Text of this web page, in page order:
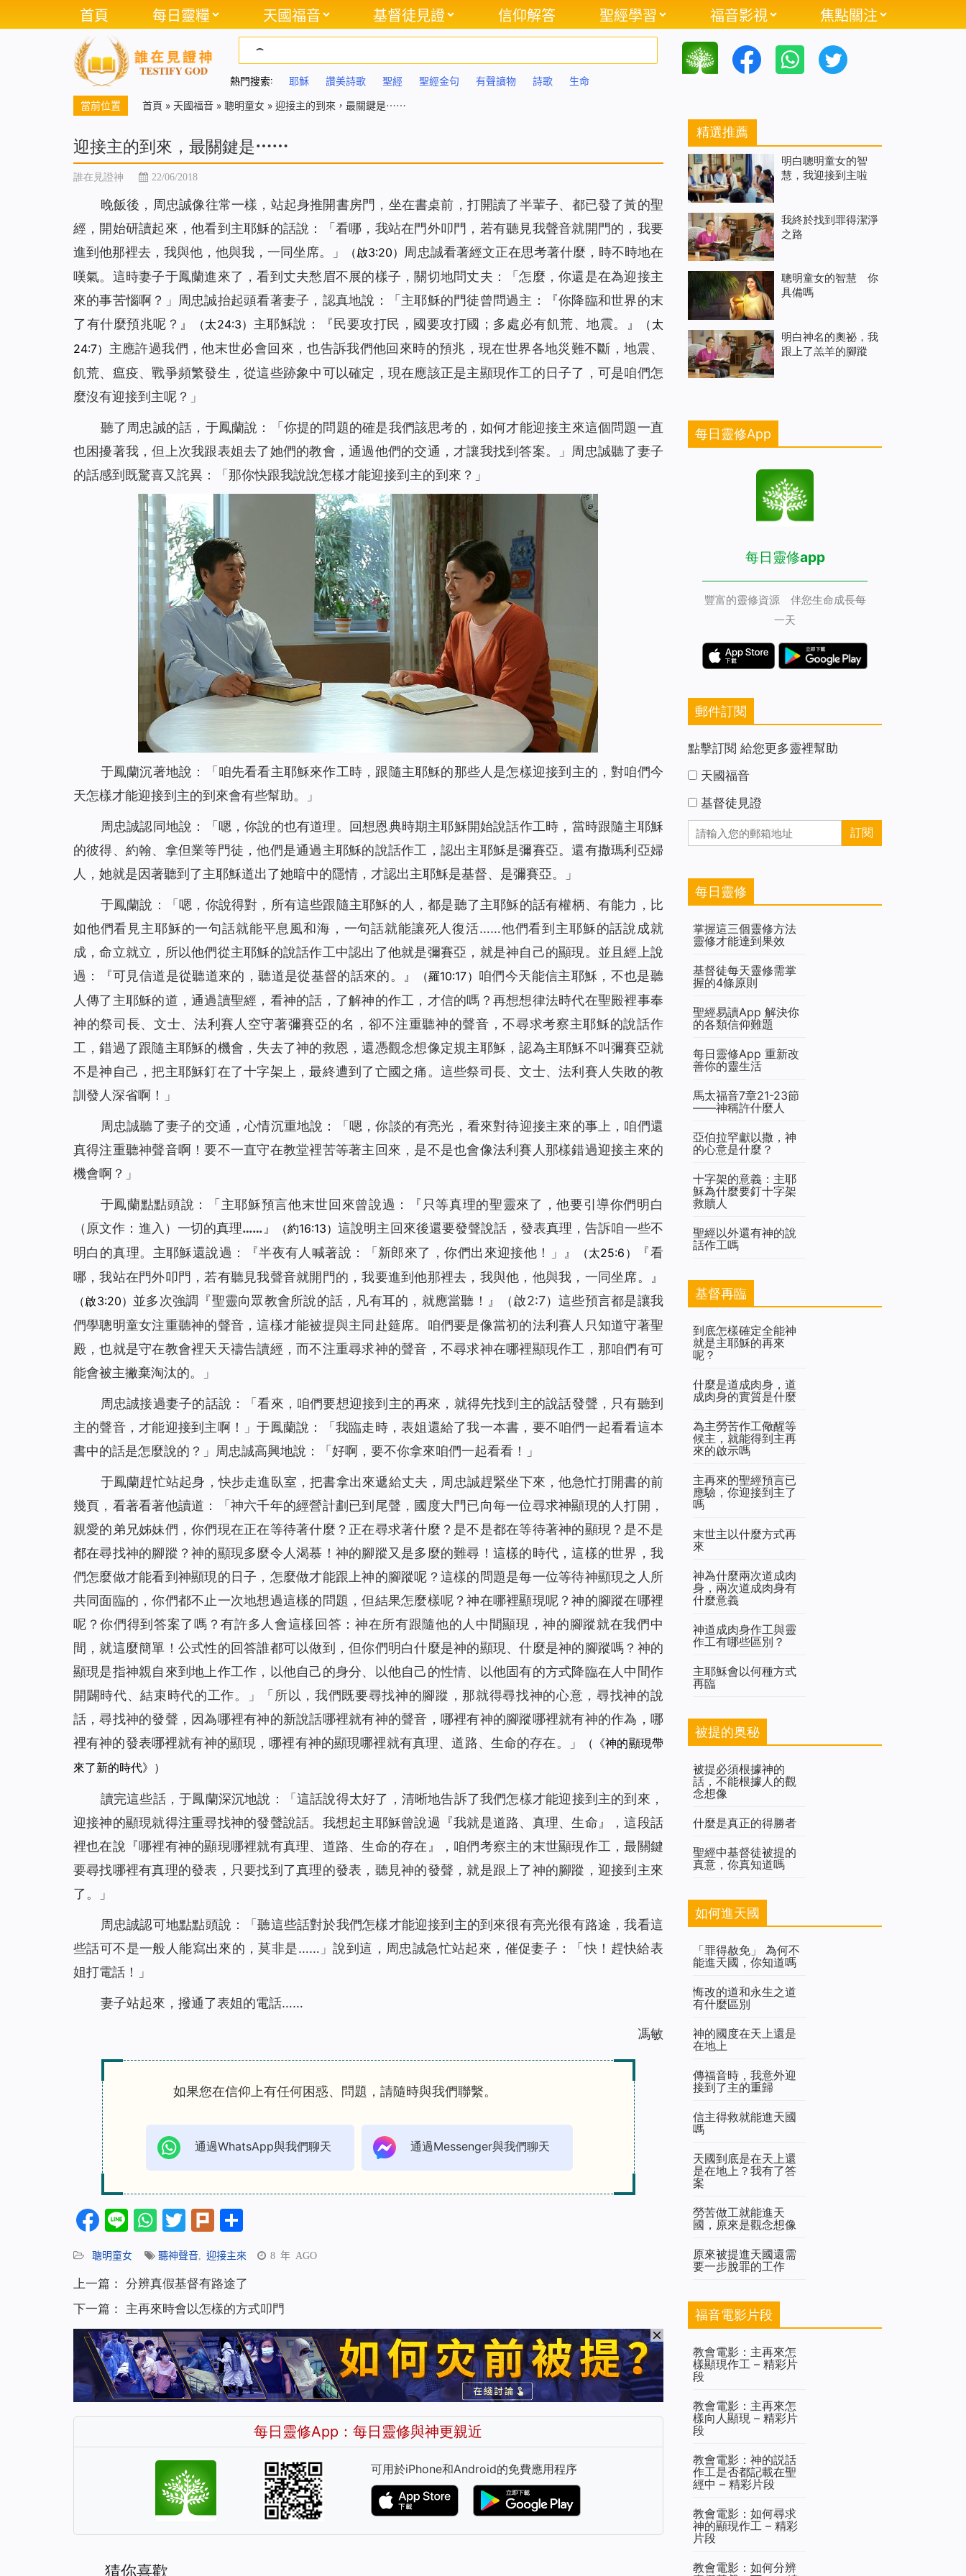
首頁 每日靈糧 天國福音 基督徒見證 信仰解答 聖經學習 福音影視 焦點關注
熱門搜索: 耶穌 讚美詩歌 聖經 聖經金句 有聲讀物 詩歌 生命
當前位置 首頁 » 天國福音 » 聰明童女 » 迎接主的到來，最關鍵是⋯⋯
迎接主的到來，最關鍵是⋯⋯
誰在見證神 22/06/2018
晚飯後，周忠誠像往常一樣，站起身推開書房門，坐在書桌前，打開讀了半輩子、都已發了黃的聖
經，開始研讀起來，他看到主耶穌的話說：「 看哪，我站在門外叩門，若有聽見我聲音就開門的，我要
進到他那裡去，我與他，他與我，一同坐席。
」 （啟3:20） 周忠誠看著經文正在思考著什麼，時不時地在
嘆氣。這時妻子于鳳蘭進來了，看到丈夫愁眉不展的樣子，關切地問丈夫：「怎麼，你還是在為迎接主
來的事苦惱啊？」周忠誠抬起頭看著妻子，認真地說：「主耶穌的門徒曾問過主：『你降臨和世界的末
了有什麼預兆呢？』
（太24:3） 主耶穌說 ：『民要攻打民，國要攻打國；多處必有飢荒、地震。』
（太
24:7） 主應許過我們，他末世必會回來，也告訴我們他回來時的預兆，現在世界各地災難不斷，地震、
飢荒、瘟疫、戰爭頻繁發生，從這些跡象中可以確定，現在應該正是主顯現作工的日子了，可是咱們怎
麼沒有迎接到主呢？」
聽了周忠誠的話，于鳳蘭說：「你提的問題的確是我們該思考的，如何才能迎接主來這個問題一直
也困擾著我，但上次我跟表姐去了她們的教會，通過他們的交通，才讓我找到答案。」周忠誠聽了妻子
的話感到既驚喜又詫異：「那你快跟我說說怎樣才能迎接到主的到來？」
于鳳蘭沉著地說：「咱先看看主耶穌來作工時，跟隨主耶穌的那些人是怎樣迎接到主的，對咱們今
天怎樣才能迎接到主的到來會有些幫助。」
周忠誠認同地說：「嗯，你說的也有道理。回想恩典時期主耶穌開始說話作工時，當時跟隨主耶穌
的彼得、約翰、拿但業等門徒，他們是通過主耶穌的說話作工，認出主耶穌是彌賽亞。還有撒瑪利亞婦
人，她就是因著聽到了主耶穌道出了她暗中的隱情，才認出主耶穌是基督、是彌賽亞。」
于鳳蘭說：「嗯，你說得對，所有這些跟隨主耶穌的人，都是聽了主耶穌的話有權柄、有能力， 比
如他們看見主耶穌的一句話就能平息風和海，一句話就能讓死人復活……他們看到 主耶穌的話說成就
成，命立就立，所以他們從主耶穌的說話作工中認出了他就是彌賽亞，就是神自己的顯現。並且經上說
過：『可見信道是從聽道來的，聽道是從基督的話來的。』
（羅10:17） 咱們今天能信主耶穌，不也是聽
人傳了主耶穌的道，通過讀聖經，看神的話，了解神的作工，才信的嗎？再想想律法時代在聖殿裡事奉
神的祭司長、文士、法利賽人空守著彌賽亞的名，卻不注重聽神的聲音，不尋求考察主耶穌的說話作
工，錯過了跟隨主耶穌的機會，失去了神的救恩，還憑觀念想像定規主耶穌，認為主耶穌不叫彌賽亞就
不是神自己，把主耶穌釘在了十字架上，最終遭到了亡國之痛。這些祭司長、文士、法利賽人失敗的教
訓發人深省啊！」
周忠誠聽了妻子的交通，心情沉重地說：「嗯，你談的有亮光，看來對待迎接主來的事上，咱們還
真得注重聽神聲音啊！要不一直守在教堂裡苦等著主回來，是不是也會像法利賽人那樣錯過迎接主來的
機會啊？」
于鳳蘭點點頭說：「主耶穌預言他末世回來曾說過：『 只等真理的聖靈來了，他要引導你們明白
（原文作：進入） 一切的真理……』 （約16:13）這說明主回來後還要發聲說話，發表真理，告訴咱一些不
明白的真理。主耶穌還說過：
『半夜有人喊著說：「新郎來了，你們出來迎接他！」 』 （太25:6） 『看
哪，我站在門外叩門，若有聽見我聲音就開門的，我要進到他那裡去，我與他，他與我，一同坐席。
』
（啟3:20） 並多次強調『聖靈向眾教會所說的話，凡有耳的，就應當聽！』
（啟2:7）這些預言都是讓我
們學聰明童女注重聽神的聲音，這樣才能被提與主同赴筵席。咱們要是像當初的法利賽人只知道守著聖
殿，也就是守在教會裡天天禱告讀經，而不注重尋求神的聲音，不尋求神在哪裡顯現作工，那咱們有可
能會被主撇棄淘汰的。」
周忠誠接過妻子的話說：「看來，咱們要想迎接到主的再來，就得先找到主的說話發聲，只有聽到
主的聲音，才能迎接到主啊！」于鳳蘭說：「我臨走時，表姐還給了我一本書，要不咱們一起看看這本
書中的話是怎麼說的？」周忠誠高興地說：「好啊，要不你拿來咱們一起看看！」
于鳳蘭趕忙站起身，快步走進臥室，把書拿出來遞給丈夫，周忠誠趕緊坐下來，他急忙打開書的前
幾頁，看著看著他讀道：「 神六千年的經營計劃已到尾聲，國度大門已向每一位尋求神顯現的人打開，
親愛的弟兄姊妹們，你們現在正在等待著什麼？正在尋求著什麼？是不是都在等待著神的顯現？是不是
都在尋找神的腳蹤？神的顯現多麼令人渴慕！神的腳蹤又是多麼的難尋！這樣的時代，這樣的世界，我
們怎麼做才能看到神顯現的日子，怎麼做才能跟上神的腳蹤呢？這樣的問題是每一位等待神顯現之人所
共同面臨的，你們都不止一次地想過這樣的問題，但結果怎麼樣呢？神在哪裡顯現呢？神的腳蹤在哪裡
呢？你們得到答案了嗎？有許多人會這樣回答：神在所有跟隨他的人中間顯現，神的腳蹤就在我們中
間，就這麼簡單！公式性的回答誰都可以做到，但你們明白什麼是神的顯現、什麼是神的腳蹤嗎？神的
顯現是指神親自來到地上作工作，以他自己的身分、以他自己的性情、以他固有的方式降臨在人中間作
開闢時代、結束時代的工作。
」「 所以，我們既要尋找神的腳蹤，那就得尋找神的心意，尋找神的說
話，尋找神的發聲，因為哪裡有神的新說話哪裡就有神的聲音，哪裡有神的腳蹤哪裡就有神的作為，哪
裡有神的發表哪裡就有神的顯現，哪裡有神的顯現哪裡就有真理、道路、生命的存在。
」
（《神的顯現帶
來了新的時代》）
讀完這些話，于鳳蘭深沉地說：「這話說得太好了，清晰地告訴了我們怎樣才能迎接到主的到來，
迎接神的顯現就得注重尋找神的發聲說話。我想起主耶穌曾說過 『我就是道路、真理、生命 』
，這段話
裡也在說 『哪裡有神的顯現哪裡就有真理、道路、生命的存在 』
，咱們考察主的末世顯現作工，最關鍵
要尋找哪裡有真理的發表，只要找到了真理的發表，聽見神的發聲，就是跟上了神的腳蹤 ，迎接到主來
了。」
周忠誠認可地點點頭說：「聽這些話對於我們怎樣才能迎接到主的到來很有亮光很有路途，我看這
些話可不是一般 人能寫出來的，莫非是……」說到這，周忠誠急忙站起來，催促妻子：「快！趕快給表
姐打電話！」
妻子站起來，撥通了表姐的電話……
馮敏
如果您在信仰上有任何困惑、問題，請隨時與我們聯繫。
通過WhatsApp與我們聊天 通過Messenger與我們聊天
Facebook
LineWhatsApp
Twitter
Plurk
聰明童女 聽神聲音 迎接主來 8 年 AGO
上一篇： 分辨真假基督有路途了
下一篇：
主再來時會以怎樣的方式叩門
每日靈修App：每日靈修與神更親近
可用於iPhone和Android的免費應用程序
猜你喜歡
精選推薦
明白聰明童女的智
慧，我迎接到主啦
我終於找到罪得潔淨
之路
聰明童女的智慧 你
具備嗎
明白神名的奧祕，我
跟上了羔羊的腳蹤
每日靈修App
每日靈修app
豐富的靈修資源 伴您生命成長每
一天
郵件訂閱
點擊訂閱 給您更多靈裡幫助
天國福音
基督徒見證
每日靈修
掌握這三個靈修方法
靈修才能達到果效
基督徒每天靈修需掌
握的4條原則
聖經易讀App 解決你
的各類信仰難題
每日靈修App 重新改
善你的靈生活
馬太福音7章21-23節
——神稱許什麼人
亞伯拉罕獻以撒，神
的心意是什麼？
十字架的意義：主耶
穌為什麼要釘十字架
救贖人
聖經以外還有神的說
話作工嗎
基督再臨
到底怎樣確定全能神
就是主耶穌的再來
呢？
什麼是道成肉身，道
成肉身的實質是什麼
為主勞苦作工儆醒等
候主，就能得到主再
來的啟示嗎
主再來的聖經預言已
應驗，你迎接到主了
嗎
末世主以什麼方式再
來
神為什麼兩次道成肉
身，兩次道成肉身有
什麼意義
神道成肉身作工與靈
作工有哪些區別？
主耶穌會以何種方式
再臨
被提的奥秘
被提必須根據神的
話，不能根據人的觀
念想像
什麼是真正的得勝者
聖經中基督徒被提的
真意，你真知道嗎
如何進天國
「罪得赦免」 為何不
能進天國，你知道嗎
悔改的道和永生之道
有什麼區別
神的國度在天上還是
在地上
傳福音時，我意外迎
接到了主的重歸
信主得救就能進天國
嗎
天國到底是在天上還
是在地上？我有了答
案
勞苦做工就能進天
國，原來是觀念想像
原來被提進天國還需
要一步脫罪的工作
福音電影片段
教會電影：主再來怎
樣顯現作工 – 精彩片
段
教會電影：主再來怎
樣向人顯現 – 精彩片
段
教會電影：神的説話
作工是否都記載在聖
經中 – 精彩片段
教會電影：如何尋求
神的顯現作工 – 精彩
片段
教會電影：如何分辨